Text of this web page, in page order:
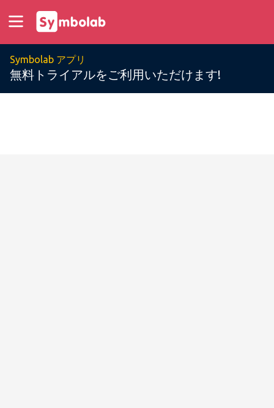
Symbolab アプリ
無料トライアルをご利用いただけます!